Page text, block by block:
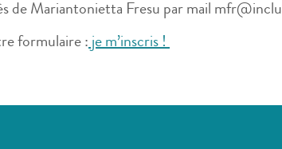
de Mariantonietta Fresu par mail
formulaire :je m’inscris !